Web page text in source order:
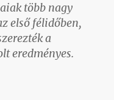
több nagy
első félidőben,
a
eredményes.